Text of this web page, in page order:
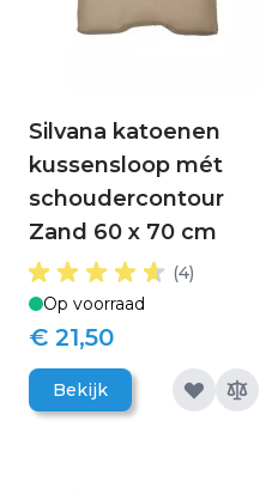
Silvana katoenen
kussensloop mét
schoudercontour
Zand 60 x 70 cm
(4)
Op voorraad
€ 21,50
Bekijk